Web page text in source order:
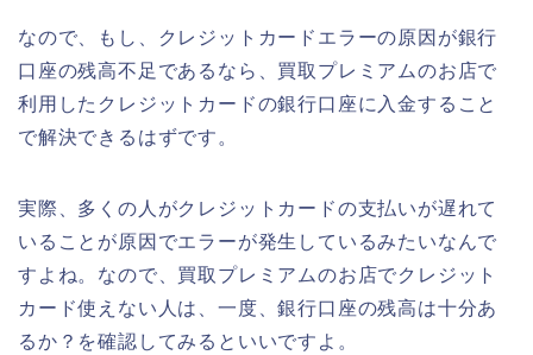
なので、もし、クレジットカードエラーの原因が銀行
口座の残高不足であるなら、買取プレミアムのお店で
利用したクレジットカードの銀行口座に入金すること
で解決できるはずです。
実際、多くの人がクレジットカードの支払いが遅れて
いることが原因でエラーが発生しているみたいなんで
すよね。なので、買取プレミアムのお店でクレジット
カード使えない人は、一度、銀行口座の残高は十分あ
るか？を確認してみるといいですよ。